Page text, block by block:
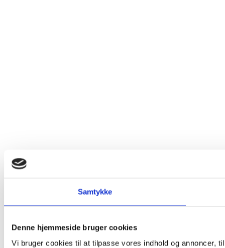
Samtykke
Denne hjemmeside bruger cookies
Vi bruger cookies til at tilpasse vores indhold og annoncer,